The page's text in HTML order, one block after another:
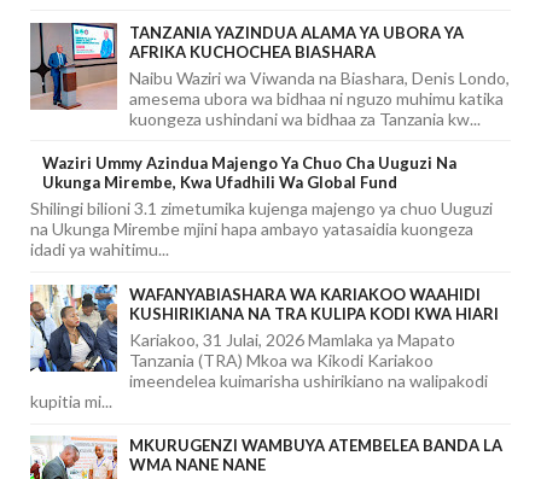
TANZANIA YAZINDUA ALAMA YA UBORA YA
AFRIKA KUCHOCHEA BIASHARA
Naibu Waziri wa Viwanda na Biashara, Denis Londo,
amesema ubora wa bidhaa ni nguzo muhimu katika
kuongeza ushindani wa bidhaa za Tanzania kw...
Waziri Ummy Azindua Majengo Ya Chuo Cha Uuguzi Na
Ukunga Mirembe, Kwa Ufadhili Wa Global Fund
Shilingi bilioni 3.1 zimetumika kujenga majengo ya chuo Uuguzi
na Ukunga Mirembe mjini hapa ambayo yatasaidia kuongeza
idadi ya wahitimu...
WAFANYABIASHARA WA KARIAKOO WAAHIDI
KUSHIRIKIANA NA TRA KULIPA KODI KWA HIARI
Kariakoo, 31 Julai, 2026 Mamlaka ya Mapato
Tanzania (TRA) Mkoa wa Kikodi Kariakoo
imeendelea kuimarisha ushirikiano na walipakodi
kupitia mi...
MKURUGENZI WAMBUYA ATEMBELEA BANDA LA
WMA NANE NANE